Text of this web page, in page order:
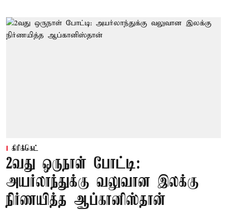
கிரிக்கெட்
2வது ஒருநாள் போட்டி:
அயர்லாந்துக்கு வலுவான இலக்கு
நிர்ணயித்த ஆப்கானிஸ்தான்